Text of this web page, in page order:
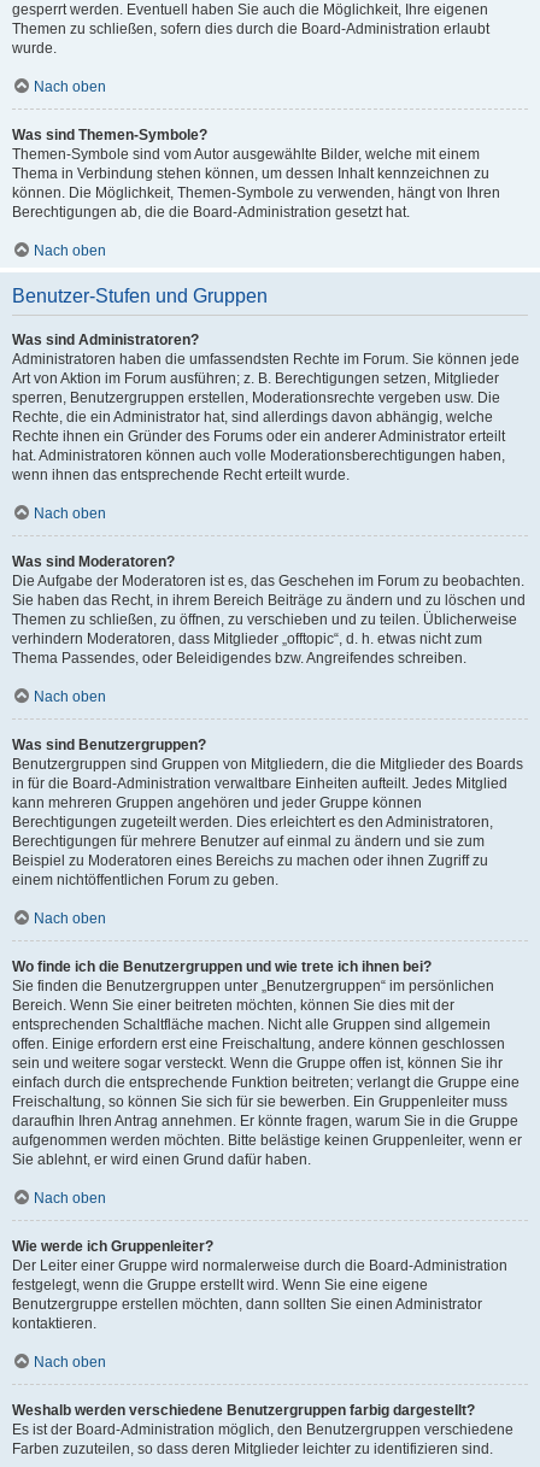
gesperrt werden. Eventuell haben Sie auch die Möglichkeit, Ihre eigenen
Themen zu schließen, sofern dies durch die Board-Administration erlaubt
wurde.
Nach oben
Was sind Themen-Symbole?
Themen-Symbole sind vom Autor ausgewählte Bilder, welche mit einem
Thema in Verbindung stehen können, um dessen Inhalt kennzeichnen zu
können. Die Möglichkeit, Themen-Symbole zu verwenden, hängt von Ihren
Berechtigungen ab, die die Board-Administration gesetzt hat.
Nach oben
Benutzer-Stufen und Gruppen
Was sind Administratoren?
Administratoren haben die umfassendsten Rechte im Forum. Sie können jede
Art von Aktion im Forum ausführen; z. B. Berechtigungen setzen, Mitglieder
sperren, Benutzergruppen erstellen, Moderationsrechte vergeben usw. Die
Rechte, die ein Administrator hat, sind allerdings davon abhängig, welche
Rechte ihnen ein Gründer des Forums oder ein anderer Administrator erteilt
hat. Administratoren können auch volle Moderationsberechtigungen haben,
wenn ihnen das entsprechende Recht erteilt wurde.
Nach oben
Was sind Moderatoren?
Die Aufgabe der Moderatoren ist es, das Geschehen im Forum zu beobachten.
Sie haben das Recht, in ihrem Bereich Beiträge zu ändern und zu löschen und
Themen zu schließen, zu öffnen, zu verschieben und zu teilen. Üblicherweise
verhindern Moderatoren, dass Mitglieder „offtopic“, d. h. etwas nicht zum
Thema Passendes, oder Beleidigendes bzw. Angreifendes schreiben.
Nach oben
Was sind Benutzergruppen?
Benutzergruppen sind Gruppen von Mitgliedern, die die Mitglieder des Boards
in für die Board-Administration verwaltbare Einheiten aufteilt. Jedes Mitglied
kann mehreren Gruppen angehören und jeder Gruppe können
Berechtigungen zugeteilt werden. Dies erleichtert es den Administratoren,
Berechtigungen für mehrere Benutzer auf einmal zu ändern und sie zum
Beispiel zu Moderatoren eines Bereichs zu machen oder ihnen Zugriff zu
einem nichtöffentlichen Forum zu geben.
Nach oben
Wo finde ich die Benutzergruppen und wie trete ich ihnen bei?
Sie finden die Benutzergruppen unter „Benutzergruppen“ im persönlichen
Bereich. Wenn Sie einer beitreten möchten, können Sie dies mit der
entsprechenden Schaltfläche machen. Nicht alle Gruppen sind allgemein
offen. Einige erfordern erst eine Freischaltung, andere können geschlossen
sein und weitere sogar versteckt. Wenn die Gruppe offen ist, können Sie ihr
einfach durch die entsprechende Funktion beitreten; verlangt die Gruppe eine
Freischaltung, so können Sie sich für sie bewerben. Ein Gruppenleiter muss
daraufhin Ihren Antrag annehmen. Er könnte fragen, warum Sie in die Gruppe
aufgenommen werden möchten. Bitte belästige keinen Gruppenleiter, wenn er
Sie ablehnt, er wird einen Grund dafür haben.
Nach oben
Wie werde ich Gruppenleiter?
Der Leiter einer Gruppe wird normalerweise durch die Board-Administration
festgelegt, wenn die Gruppe erstellt wird. Wenn Sie eine eigene
Benutzergruppe erstellen möchten, dann sollten Sie einen Administrator
kontaktieren.
Nach oben
Weshalb werden verschiedene Benutzergruppen farbig dargestellt?
Es ist der Board-Administration möglich, den Benutzergruppen verschiedene
Farben zuzuteilen, so dass deren Mitglieder leichter zu identifizieren sind.